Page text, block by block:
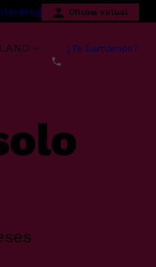
Blog Oficina virtual
¿Te llamamos?